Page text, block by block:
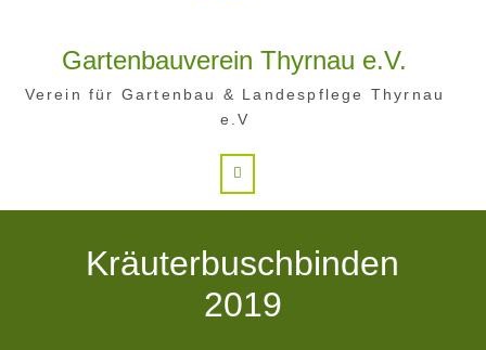
Gartenbauverein Thyrnau e.V.
Verein für Gartenbau & Landespflege Thyrnau
e.V
Search
Kräuterbuschbinden
2019